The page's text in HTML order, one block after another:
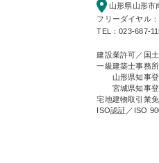
山形県山形市
フリーダイヤル
TEL：023-687-
建設業許可／国
一級建築士事務
山形県知事登
宮城県知事登
宅地建物取引業
ISO認証／ISO